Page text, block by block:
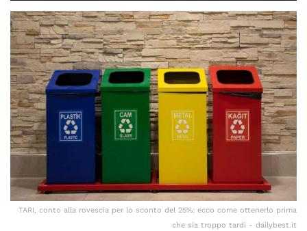
TARI, conto alla rovescia per lo sconto del 25%: ecco come ottenerlo prima
che sia troppo tardi - dailybest.it